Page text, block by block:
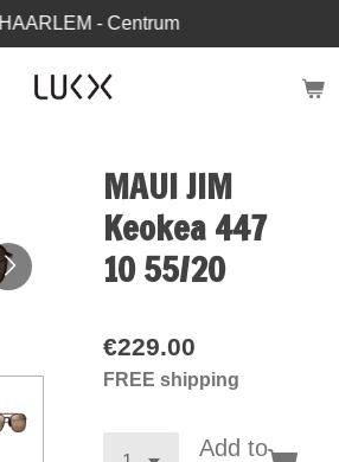
HAARLEM - Centrum
MAUI JIM
Keokea 447
10 55/20
€229.00
FREE shipping
Add to